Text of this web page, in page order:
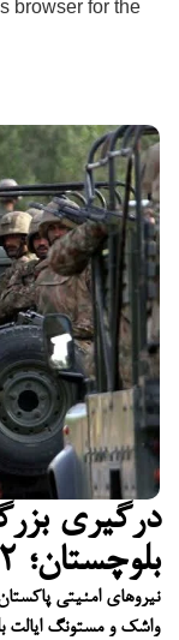
درگیری
بلوچستان؛ ۱۲ تروریست کشته شدند
واشک و مستونگ ایالت
browser for the